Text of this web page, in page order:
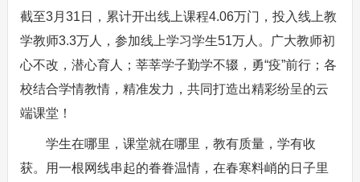
截至3月31日，累计开出线上课程4.06万门，投入线上教
学教师3.3万人，参加线上学习学生51万人。广大教师初
心不改，潜心育人；莘莘学子勤学不辍，勇“疫”前行；各
校结合学情教情，精准发力，共同打造出精彩纷呈的云
端课堂！
学生在哪里，课堂就在哪里，教有质量，学有收
获。用一根网线串起的眷眷温情，在春寒料峭的日子里